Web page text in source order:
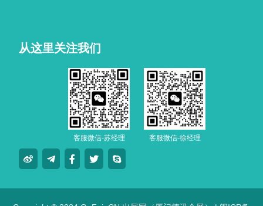
从这里关注我们
客服微信-苏经理 客服微信-徐经理